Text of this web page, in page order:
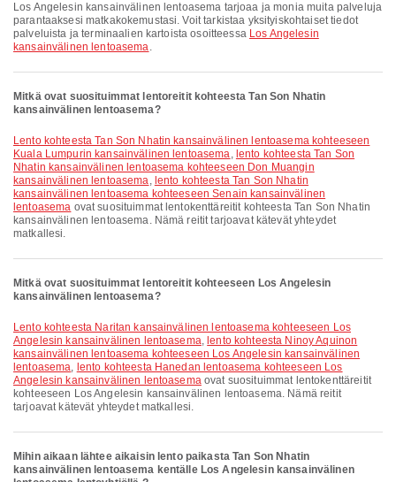
Los Angelesin kansainvälinen lentoasema tarjoaa ja monia muita palveluja
parantaaksesi matkakokemustasi. Voit tarkistaa yksityiskohtaiset tiedot
palveluista ja terminaalien kartoista osoitteessa Los Angelesin
kansainvälinen lentoasema.
Mitkä ovat suosituimmat lentoreitit kohteesta Tan Son Nhatin
kansainvälinen lentoasema?
lento kohteesta Tan Son Nhatin kansainvälinen lentoasema kohteeseen
Kuala Lumpurin kansainvälinen lentoasema, lento kohteesta Tan Son
Nhatin kansainvälinen lentoasema kohteeseen Don Muangin
kansainvälinen lentoasema, lento kohteesta Tan Son Nhatin
kansainvälinen lentoasema kohteeseen Senain kansainvälinen
lentoasema ovat suosituimmat lentokenttäreitit kohteesta Tan Son Nhatin
kansainvälinen lentoasema. Nämä reitit tarjoavat kätevät yhteydet
matkallesi.
Mitkä ovat suosituimmat lentoreitit kohteeseen Los Angelesin
kansainvälinen lentoasema?
lento kohteesta Naritan kansainvälinen lentoasema kohteeseen Los
Angelesin kansainvälinen lentoasema, lento kohteesta Ninoy Aquinon
kansainvälinen lentoasema kohteeseen Los Angelesin kansainvälinen
lentoasema, lento kohteesta Hanedan lentoasema kohteeseen Los
Angelesin kansainvälinen lentoasemaovat suosituimmat lentokenttäreitit
kohteeseen Los Angelesin kansainvälinen lentoasema. Nämä reitit
tarjoavat kätevät yhteydet matkallesi.
Mihin aikaan lähtee aikaisin lento paikasta Tan Son Nhatin
kansainvälinen lentoasema kentälle Los Angelesin kansainvälinen